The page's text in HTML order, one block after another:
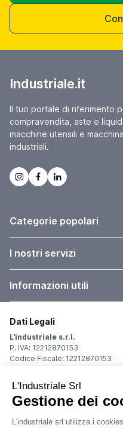
Industriale.it
Il tuo portale di riferimento
compravendita, aste e
macchine utensili e
industriali.
Categorie popolari
I nostri servizi
Informazioni utili
Dati Legali
L'industriale s.r.l.
P. IVA: 12212870153
Codice Fiscale: 12212870153
Sede Legale
Via Carlo Dolci, 32
20148 Milano (MI)
Italy